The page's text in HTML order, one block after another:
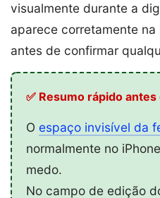
visualmente durante a
aparece corretamente
antes de confirmar
✅ Resumo rápido
O espaço invisível da
normalmente no
medo.
No campo de edição